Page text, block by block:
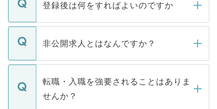
登録後は何をすればよいのですか
ご登録いただきましたら、弊社担当者がご
登録内容を確認し、その後メールもしくは
ます。通常、5営業日以内にはご連絡をせて
いただきますので、しばらくお待ちくださ
非公開求人とはなんですか？
マイナビDOCTORで取り扱っている求人の
うち約3割は、Webサイトからご覧いただ
けない「非公開求人」です。非公開求人は
下記の理由によって、一般には公開してい
転職・入職を強要されることはありま
せんか？